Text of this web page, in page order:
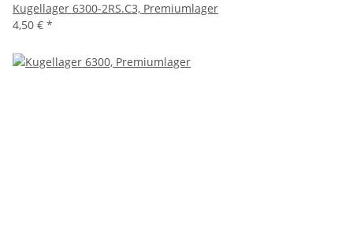
Kugellager 6300-2RS.C3, Premiumlager
4,50 € *